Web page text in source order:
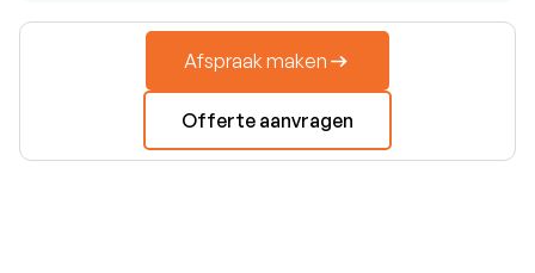
Afspraak maken
Offerte aanvragen